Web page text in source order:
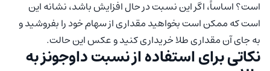
است؟ اساساً، اگر این نسبت در حال افزایش باشد، نشانه این
است که ممکن است بخواهید مقداری از سهام خود را بفروشید و
به جای آن مقداری طلا خریداری کنید و عکس این حالت.
نکاتی برای استفاده از نسبت داوجونز به